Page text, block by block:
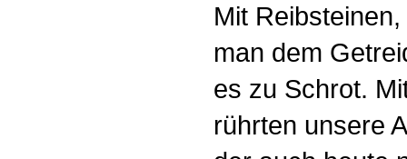
Mit
man dem
es zu Schrot.
rührten unsere